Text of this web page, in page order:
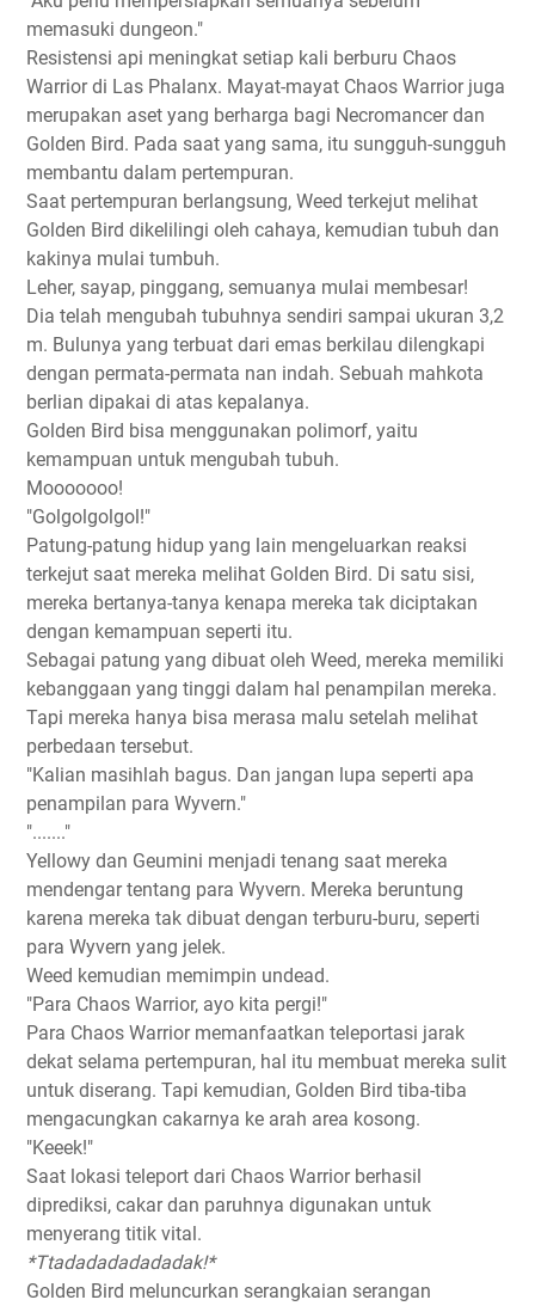
memasuki dungeon."
Resistensi api meningkat setiap kali berburu Chaos
Warrior di Las Phalanx. Mayat-mayat Chaos Warrior juga
merupakan aset yang berharga bagi Necromancer dan
Golden Bird. Pada saat yang sama, itu sungguh-sungguh
membantu dalam pertempuran.
Saat pertempuran berlangsung, Weed terkejut melihat
Golden Bird dikelilingi oleh cahaya, kemudian tubuh dan
kakinya mulai tumbuh.
Leher, sayap, pinggang, semuanya mulai membesar!
Dia telah mengubah tubuhnya sendiri sampai ukuran 3,2
m. Bulunya yang terbuat dari emas berkilau dilengkapi
dengan permata-permata nan indah. Sebuah mahkota
berlian dipakai di atas kepalanya.
Golden Bird bisa menggunakan polimorf, yaitu
kemampuan untuk mengubah tubuh.
Mooooooo!
"Golgolgolgol!"
Patung-patung hidup yang lain mengeluarkan reaksi
terkejut saat mereka melihat Golden Bird. Di satu sisi,
mereka bertanya-tanya kenapa mereka tak diciptakan
dengan kemampuan seperti itu.
Sebagai patung yang dibuat oleh Weed, mereka memiliki
kebanggaan yang tinggi dalam hal penampilan mereka.
Tapi mereka hanya bisa merasa malu setelah melihat
perbedaan tersebut.
"Kalian masihlah bagus. Dan jangan lupa seperti apa
penampilan para Wyvern."
"......."
Yellowy dan Geumini menjadi tenang saat mereka
mendengar tentang para Wyvern. Mereka beruntung
karena mereka tak dibuat dengan terburu-buru, seperti
para Wyvern yang jelek.
Weed kemudian memimpin undead.
"Para Chaos Warrior, ayo kita pergi!"
Para Chaos Warrior memanfaatkan teleportasi jarak
dekat selama pertempuran, hal itu membuat mereka sulit
untuk diserang. Tapi kemudian, Golden Bird tiba-tiba
mengacungkan cakarnya ke arah area kosong.
"Keeek!"
Saat lokasi teleport dari Chaos Warrior berhasil
diprediksi, cakar dan paruhnya digunakan untuk
menyerang titik vital.
*Ttadadadadadadak!*
Golden Bird meluncurkan serangkaian serangan